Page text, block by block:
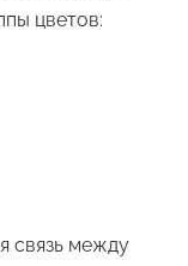
цветов:
связь между